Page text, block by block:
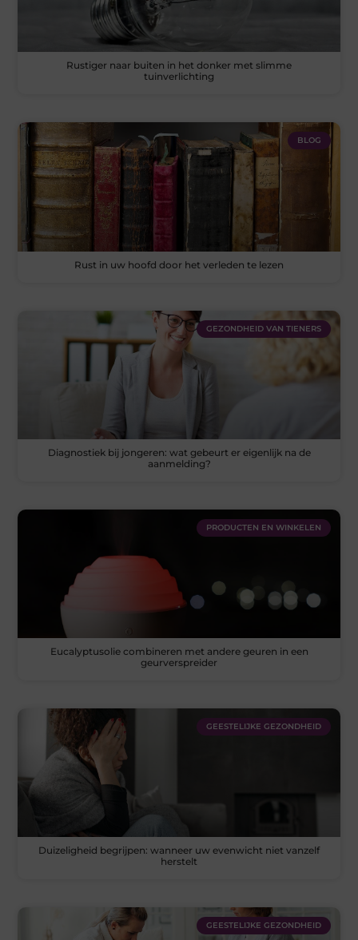
Rustiger naar buiten in het donker met slimme
tuinverlichting
BLOG
Rust in uw hoofd door het verleden te lezen
GEZONDHEID VAN TIENERS
Diagnostiek bij jongeren: wat gebeurt er eigenlijk na de
aanmelding?
PRODUCTEN EN WINKELEN
Eucalyptusolie combineren met andere geuren in een
geurverspreider
GEESTELIJKE GEZONDHEID
Duizeligheid begrijpen: wanneer uw evenwicht niet vanzelf
herstelt
GEESTELIJKE GEZONDHEID